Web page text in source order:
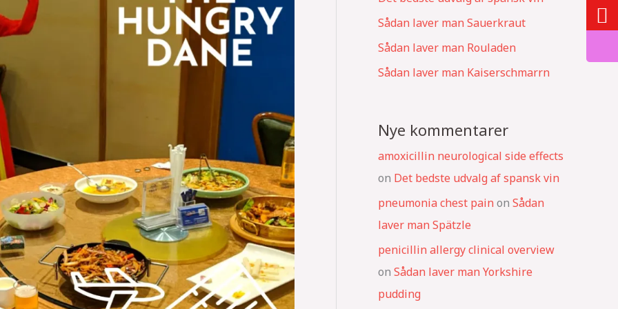
Sådan laver man Sauerkraut
Sådan laver man Rouladen
Sådan laver man Kaiserschmarrn
Nye kommentarer
amoxicillin neurological side effects
on Det bedste udvalg af spansk vin
pneumonia chest pain on Sådan
laver man Spätzle
penicillin allergy clinical overview
on Sådan laver man Yorkshire
pudding